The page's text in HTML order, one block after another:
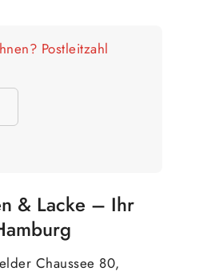
Postleitzahl
& Lacke – Ihr
Chaussee 80,